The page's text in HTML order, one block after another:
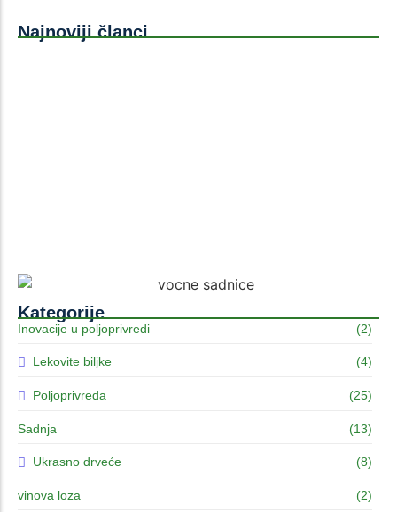
Najnoviji članci
Kategorije
Inovacije u poljoprivredi (2)
Lekovite biljke (4)
Poljoprivreda (25)
Sadnja (13)
Ukrasno drveće (8)
vinova loza (2)